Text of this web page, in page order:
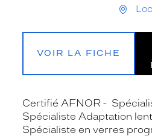
VOIR LA FICHE
Certifié AFNOR
Spécialiste Adaptation
Spécialiste en verres